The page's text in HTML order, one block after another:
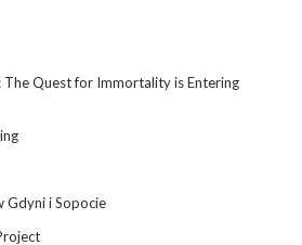
The Quest for Immortality is Entering
Gdyni i Sopocie